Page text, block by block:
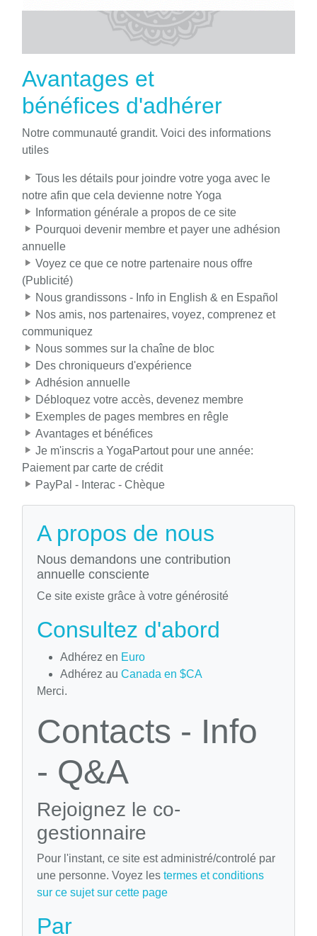
Avantages et
bénéfices d'adhérer
Notre communauté grandit. Voici des informations
utiles
Tous les détails pour joindre votre yoga avec le
notre afin que cela devienne notre Yoga
Information générale a propos de ce site
Pourquoi devenir membre et payer une adhésion
annuelle
Voyez ce que ce notre partenaire nous offre
(Publicité)
Nous grandissons - Info in English & en Español
Nos amis, nos partenaires, voyez, comprenez et
communiquez
Nous sommes sur la chaîne de bloc
Des chroniqueurs d'expérience
Adhésion annuelle
Débloquez votre accès, devenez membre
Exemples de pages membres en rêgle
Avantages et bénéfices
Je m'inscris a YogaPartout pour une année:
Paiement par carte de crédit
PayPal - Interac - Chèque
A propos de nous
Nous demandons une contribution
annuelle consciente
Ce site existe grâce à votre générosité
Consultez d'abord
Adhérez en Euro
Adhérez au Canada en $CA
Merci.
Contacts - Info
- Q&A
Rejoignez le co-
gestionnaire
Pour l'instant, ce site est administré/controlé par
une personne. Voyez les termes et conditions
sur ce sujet sur cette page
Par